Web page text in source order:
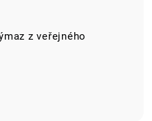
z veřejného